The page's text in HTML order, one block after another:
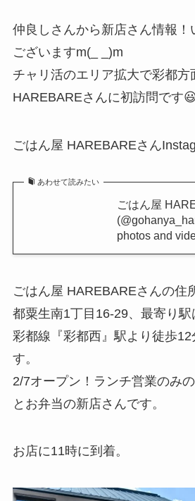
仲良しさんから新店さん情報！
ございますm(_ _)m
チャリ活のエリア拡大で彩都方
HAREBAREさんに初訪問です
ごはん屋 HAREBAREさん
あわせて読みたい
ごはん屋
photos and
ごはん屋 HAREBAREさんの住
都粟生南1丁目16-29、最寄り
彩都線『彩都西』駅より徒歩12
す。
2/7オープン！ランチ営業のみ
とお弁当の新店さんです。
お店に11時に到着。